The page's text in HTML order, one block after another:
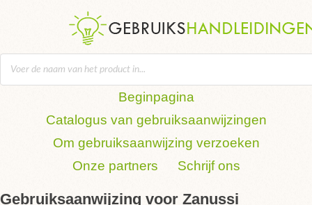
Beginpagina
Catalogus van gebruiksaanwijzingen
Om gebruiksaanwijzing verzoeken
Onze partners
Schrijf ons
Gebruiksaanwijzing voor Zanussi